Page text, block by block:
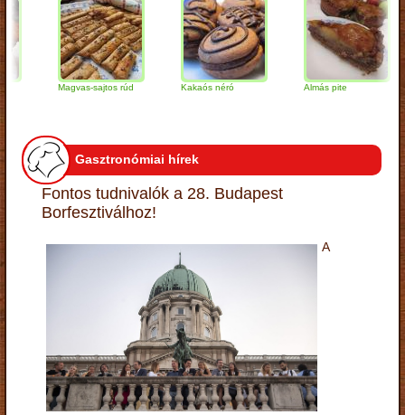
Magvas-sajtos rúd Kakaós néró Almás pite
Gasztronómiai hírek
Fontos tudnivalók a 28. Budapest
Borfesztiválhoz!
A